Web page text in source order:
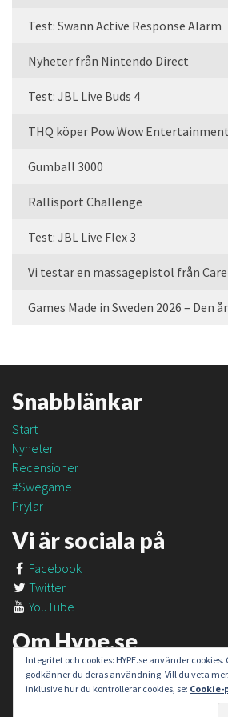
Test: Swann Active Response Alarm
Nyheter från Nintendo Direct
Test: JBL Live Buds 4
THQ köper Pow Wow Entertainment
Gumball 3000
Rallisport Challenge
Test: JBL Live Flex 3
Vi testar en massagepistol från
Snabblänkar
Start
Nyheter
Recensioner
#Swegame
Prylar
Vi är sociala på
Facebook
Twitter
YouTube
Om Hype.se
Om oss
Om #SweGame
Integritet och cookies: HYPE.se använder
godkänner du deras användning. Vill du veta mer,
inklusive hur du kontrollerar cookies, se: Cookie-